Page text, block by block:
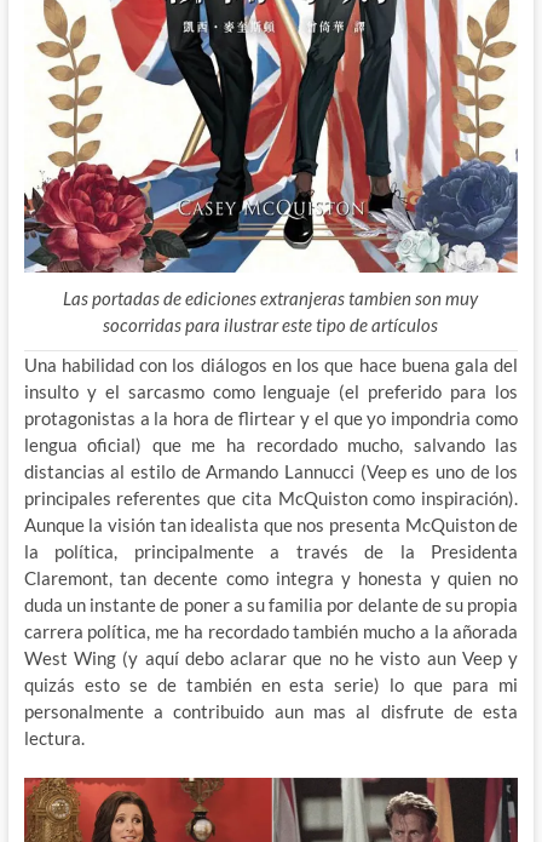
Las portadas de ediciones extranjeras tambien son muy
socorridas para ilustrar este tipo de artículos
Una habilidad con los diálogos en los que hace buena gala del
insulto y el sarcasmo como lenguaje (el preferido para los
protagonistas a la hora de flirtear y el que yo impondria como
lengua oficial) que me ha recordado mucho, salvando las
distancias al estilo de Armando Lannucci (Veep es uno de los
principales referentes que cita McQuiston como inspiración).
Aunque la visión tan idealista que nos presenta McQuiston de
la política, principalmente a través de la Presidenta
Claremont, tan decente como integra y honesta y quien no
duda un instante de poner a su familia por delante de su propia
carrera política, me ha recordado también mucho a la añorada
West Wing (y aquí debo aclarar que no he visto aun Veep y
quizás esto se de también en esta serie) lo que para mi
personalmente a contribuido aun mas al disfrute de esta
lectura.